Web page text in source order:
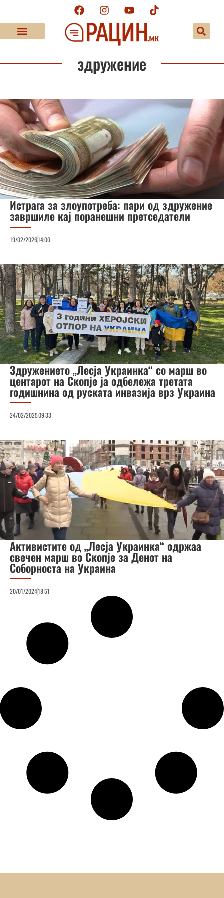
здружение
Истрага за злоупотреба: пари од здружение
завршиле кај поранешни претседатели
19/02/202614:00
Здружението „Лесја Украинка“ со марш во
центарот на Скопје ја одбележа третата
годишнина од руската инвазија врз Украина
24/02/202509:33
Активистите од „Лесја Украинка“ одржаа
свечен марш во Скопје за Денот на
Соборноста на Украина
20/01/202418:51